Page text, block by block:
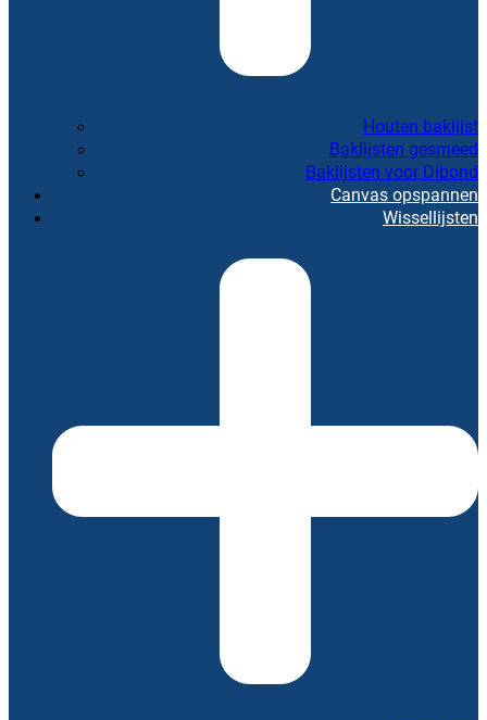
Houten baklijst
Baklijsten gesmeed
Baklijsten voor Dibond
Canvas opspannen
Wissellijsten